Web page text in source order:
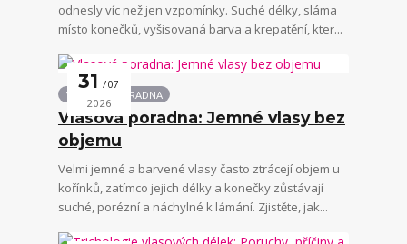
odnesly víc než jen vzpomínky. Suché délky, sláma
místo konečků, vyšisovaná barva a krepatění, kter...
31 07
2026
VLASOVÁ PORADNA
Vlasová poradna: Jemné vlasy bez
objemu
Velmi jemné a barvené vlasy často ztrácejí objem u
kořínků, zatímco jejich délky a konečky zůstávají
suché, porézní a náchylné k lámání. Zjistěte, jak...